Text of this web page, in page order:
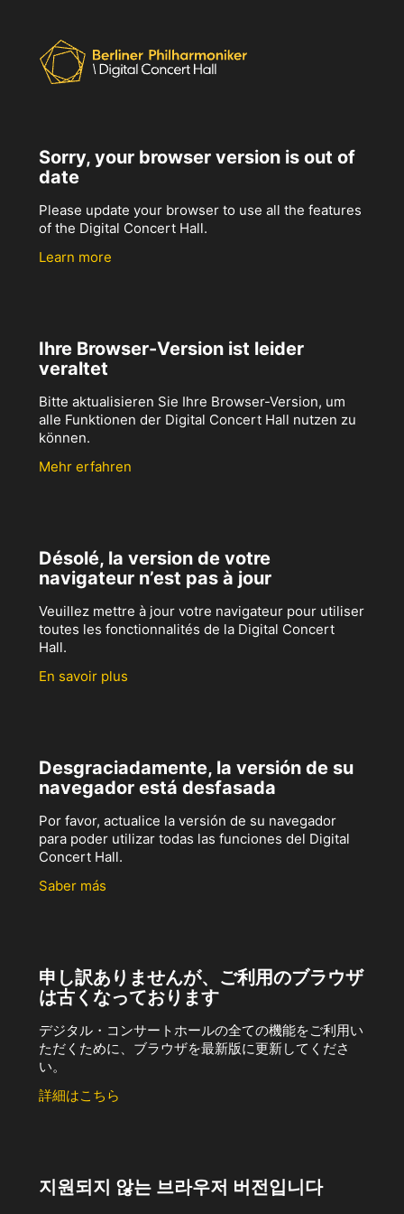
Sorry, your browser version is out of
date
Please update your browser to use all the features
of the Digital Concert Hall.
Learn more
Ihre Browser-Version ist leider
veraltet
Bitte aktualisieren Sie Ihre Browser-Version, um
alle Funktionen der Digital Concert Hall nutzen zu
können.
Mehr erfahren
Désolé, la version de votre
navigateur n’est pas à jour
Veuillez mettre à jour votre navigateur pour utiliser
toutes les fonctionnalités de la Digital Concert
Hall.
En savoir plus
Desgraciadamente, la versión de su
navegador está desfasada
Por favor, actualice la versión de su navegador
para poder utilizar todas las funciones del Digital
Concert Hall.
Saber más
申し訳ありませんが、ご利用のブラウザ
は古くなっております
デジタル・コンサートホールの全ての機能をご利用い
ただくために、ブラウザを最新版に更新してくださ
い。
詳細はこちら
지원되지 않는 브라우저 버전입니다